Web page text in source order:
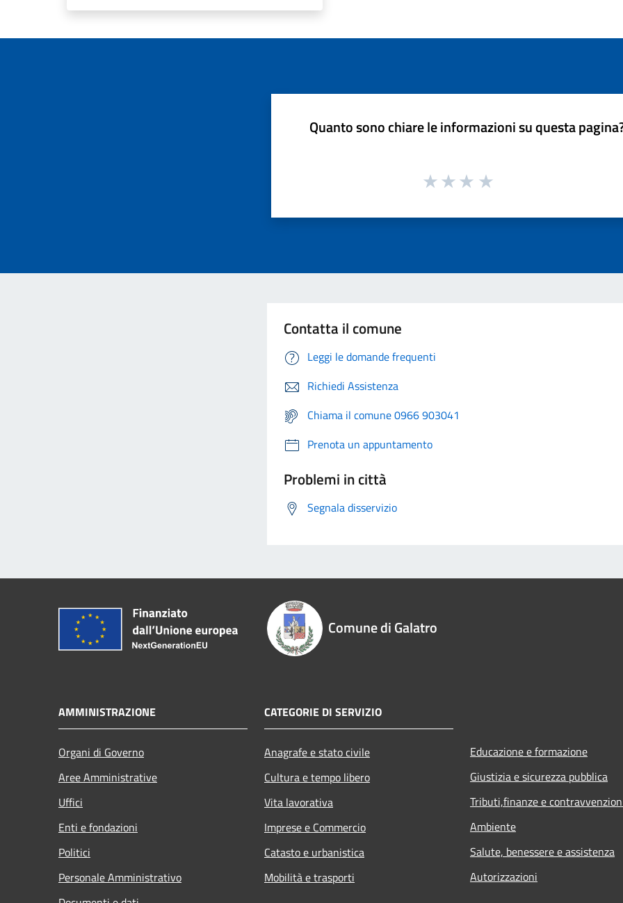
Quanto sono chiare le informazioni su questa
Contatta il comune
Leggi le domande frequenti
Richiedi Assistenza
Chiama il comune 0966 903041
Prenota un appuntamento
Problemi in città
Segnala disservizio
Comune di Galatro
AMMINISTRAZIONE
Organi di Governo
Aree Amministrative
Uffici
Enti e fondazioni
Politici
Personale Amministrativo
CATEGORIE DI SERVIZIO
Anagrafe e stato civile
Cultura e tempo libero
Vita lavorativa
Imprese e Commercio
Catasto e urbanistica
Mobilità e trasporti
Educazione e formazione
Giustizia e sicurezza pubblica
Tributi,finanze e
Ambiente
Salute, benessere e assistenza
Autorizzazioni